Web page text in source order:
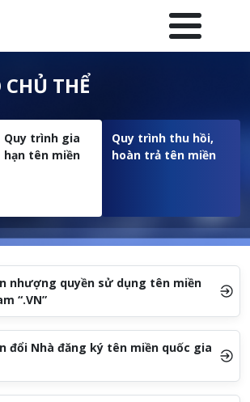
của website
THỂ
Quy trình gia
hạn tên miền
Quy trình thu hồi,
hoàn trả tên miền
nhượng quyền sử dụng tên miền
“.VN”
đổi Nhà đăng ký tên miền quốc gia